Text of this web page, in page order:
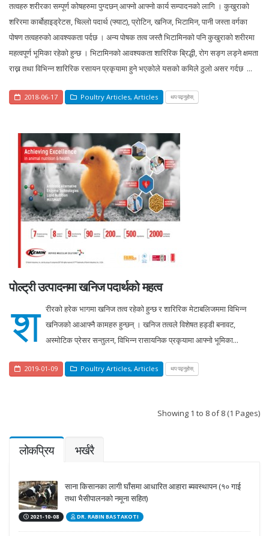
तत्वहरु शरीरका सम्पूर्ण कोषहरुमा पुग्दछन् आफ्नो आफ्नो कार्य सम्पादनको लागि । कुखुराको
शरिरमा कार्बोहाइड्रेटस, चिल्लो पदार्थ (फ्याट), प्रोटिन, खनिज, भिटामिन, पानी जस्ता वर्गका
पोषण तत्वहरुको आवश्यकता पर्दछ । अन्य पोषक तत्व जस्तै भिटामिनको पनि कुखुराको शरीरमा
महत्वपूर्ण भूमिका रहेको हुन्छ । भिटामिनको आवश्यकता शारिरिक ब्रिद्धी, रोग सङ्ग लड्ने क्षमता
राख्न तथा विभिन्न शारिरिक रसायन प्रकृयामा हुने भएकोले यसको कमिले ठुलो असर गर्दछ ...
2018-06-17 Poultry Articles, Articles थप पढ्नुहोस्
पोल्ट्री उत्पादनमा खनिज पदार्थको महत्व
श रीरको हरेक भागमा खनिज तत्व रहेको हुन्छ र शारिरिक मेटाबलिजममा विभिन्न
खनिजको आआफ्नै कामहरु हुन्छन् । खनिज तत्वले विशेषत हड्डी बनावट,
अस्मोटिक प्रेसर सन्तुलन, विभिन्न रासायनिक प्रकृयामा आफ्नो भूमिका...
2019-01-09 Poultry Articles, Articles थप पढ्नुहोस्
Showing 1 to 8 of 8 (1 Pages)
लोकप्रिय भर्खरै
साना किसानका लागी घाँसमा आधारित आहारा ब्यवस्थापन (१० गाई
तथा भैसीपालनको नमूना सहित)
2021-10-08 DR. RABIN BASTAKOTI